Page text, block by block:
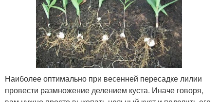
Наиболее оптимально при весенней пересадке лилии
провести размножение делением куста. Иначе говоря,